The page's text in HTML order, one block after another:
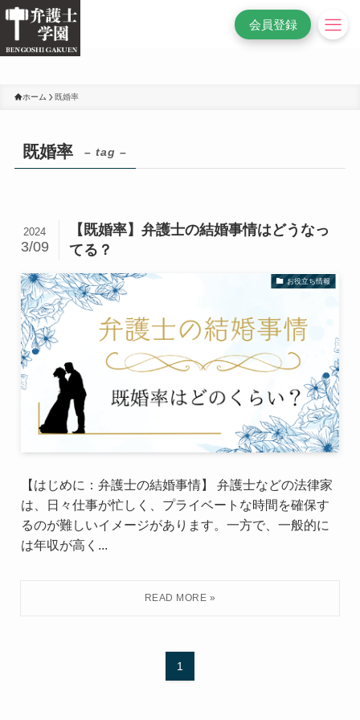
/* 変更前*/
会員登録
ホーム 既婚率
既婚率 – tag –
【既婚率】弁護士の結婚事情はどうなっ
てる？
2024
3/09
お役立ち情報
【はじめに：弁護士の結婚事情】 弁護士などの法律家
は、日々仕事が忙しく、プライベートな時間を確保す
るのが難しいイメージがあります。一方で、一般的に
は年収が高く...
1